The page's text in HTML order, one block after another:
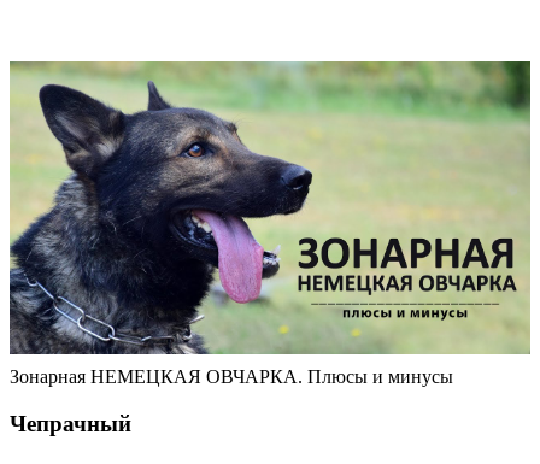
Зонарная НЕМЕЦКАЯ ОВЧАРКА. Плюсы и минусы
Чепрачный